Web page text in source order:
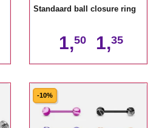
Standaard ball closure ring
1,50 1,35
-10%